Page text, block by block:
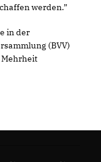
werden.”
in der
(BVV)
Mehrheit